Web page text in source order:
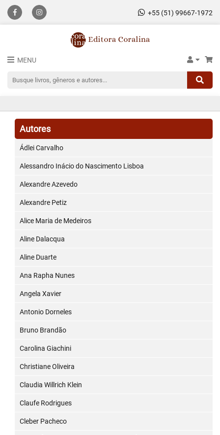
+55 (51) 99667-1972
MENU
Autores
Ádlei Carvalho
Alessandro Inácio do Nascimento Lisboa
Alexandre Azevedo
Alexandre Petiz
Alice Maria de Medeiros
Aline Dalacqua
Aline Duarte
Ana Rapha Nunes
Angela Xavier
Antonio Dorneles
Bruno Brandão
Carolina Giachini
Christiane Oliveira
Claudia Willrich Klein
Claufe Rodrigues
Cleber Pacheco